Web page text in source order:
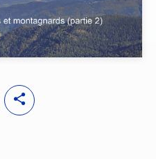
M
u
l
a
y